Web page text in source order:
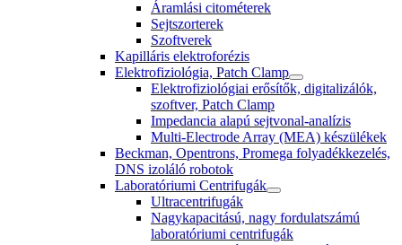
Áramlási citométerek
Sejtszorterek
Szoftverek
Kapilláris elektroforézis
Elektrofiziológia, Patch Clamp
Elektrofiziológiai erősítők, digitalizálók,
szoftver, Patch Clamp
Impedancia alapú sejtvonal-analízis
Multi-Electrode Array (MEA) készülékek
Beckman, Opentrons, Promega folyadékkezelés,
DNS izoláló robotok
Laboratóriumi Centrifugák
Ultracentrifugák
Nagykapacitású, nagy fordulatszámú
laboratóriumi centrifugák